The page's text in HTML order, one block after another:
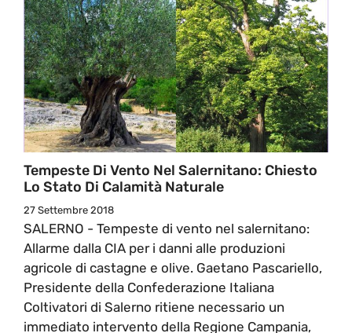
Tempeste Di Vento Nel Salernitano: Chiesto
Lo Stato Di Calamità Naturale
27 Settembre 2018
SALERNO - Tempeste di vento nel salernitano:
Allarme dalla CIA per i danni alle produzioni
agricole di castagne e olive. Gaetano Pascariello,
Presidente della Confederazione Italiana
Coltivatori di Salerno ritiene necessario un
immediato intervento della Regione Campania,